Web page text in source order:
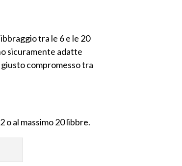
tra le 6 e le 20
sicuramente adatte
compromesso tra
al massimo 20 libbre.